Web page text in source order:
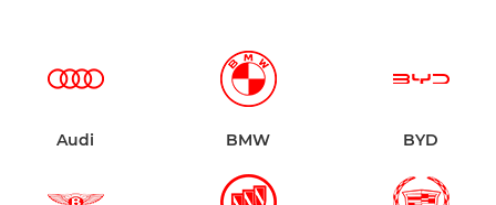
Audi BMW BYD